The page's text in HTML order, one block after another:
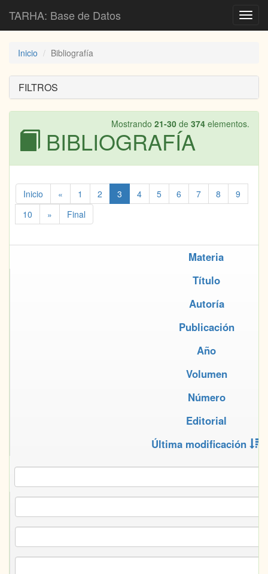
TARHA: Base de Datos
Inicio Bibliografía
FILTROS
Mostrando 21-30 de 374 elementos.
BIBLIOGRAFÍA
Inicio « 1 2 3 4 5 6 7 8
9
10
» Final
Materia
Título
Autoría
Publicación
Año
Volumen
Número
Editorial
Última modificación